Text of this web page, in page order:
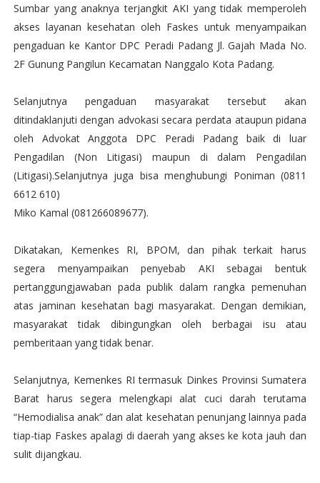
Sumbar yang anaknya terjangkit AKI yang tidak memperoleh
akses layanan kesehatan oleh Faskes untuk menyampaikan
pengaduan ke Kantor DPC Peradi Padang Jl. Gajah Mada No.
2F Gunung Pangilun Kecamatan Nanggalo Kota Padang.
Selanjutnya pengaduan masyarakat tersebut akan
ditindaklanjuti dengan advokasi secara perdata ataupun pidana
oleh Advokat Anggota DPC Peradi Padang baik di luar
Pengadilan (Non Litigasi) maupun di dalam Pengadilan
(Litigasi).Selanjutnya juga bisa menghubungi Poniman (0811
6612 610)
Miko Kamal (081266089677).
Dikatakan, Kemenkes RI, BPOM, dan pihak terkait harus
segera menyampaikan penyebab AKI sebagai bentuk
pertanggungjawaban pada publik dalam rangka pemenuhan
atas jaminan kesehatan bagi masyarakat. Dengan demikian,
masyarakat tidak dibingungkan oleh berbagai isu atau
pemberitaan yang tidak benar.
Selanjutnya, Kemenkes RI termasuk Dinkes Provinsi Sumatera
Barat harus segera melengkapi alat cuci darah terutama
“Hemodialisa anak” dan alat kesehatan penunjang lainnya pada
tiap-tiap Faskes apalagi di daerah yang akses ke kota jauh dan
sulit dijangkau.